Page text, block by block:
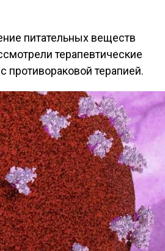
питательных веществ
терапевтические
терапией.